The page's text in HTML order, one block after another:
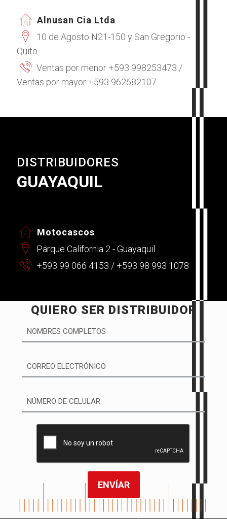
Alnusan Cia Ltda
10 de Agosto N21-150 y San Gregorio -
Quito
Ventas por menor +593 998253473 /
Ventas por mayor +593 962682107
DISTRIBUIDORES
GUAYAQUIL
Motocascos
Parque California 2 - Guayaquil
+593 99 066 4153 / +593 98 993 1078
QUIERO SER DISTRIBUIDOR